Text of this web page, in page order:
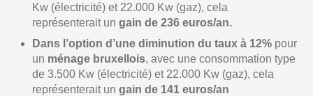
Kw (électricité) et 22.000 Kw (gaz), cela
représenterait ungain de 236 euros/an.
Dans l’option d’une diminution du taux à 12% pour
un ménage bruxellois, avec une consommation type
de 3.500 Kw (électricité) et 22.000 Kw (gaz), cela
représenterait ungain de 141 euros/an